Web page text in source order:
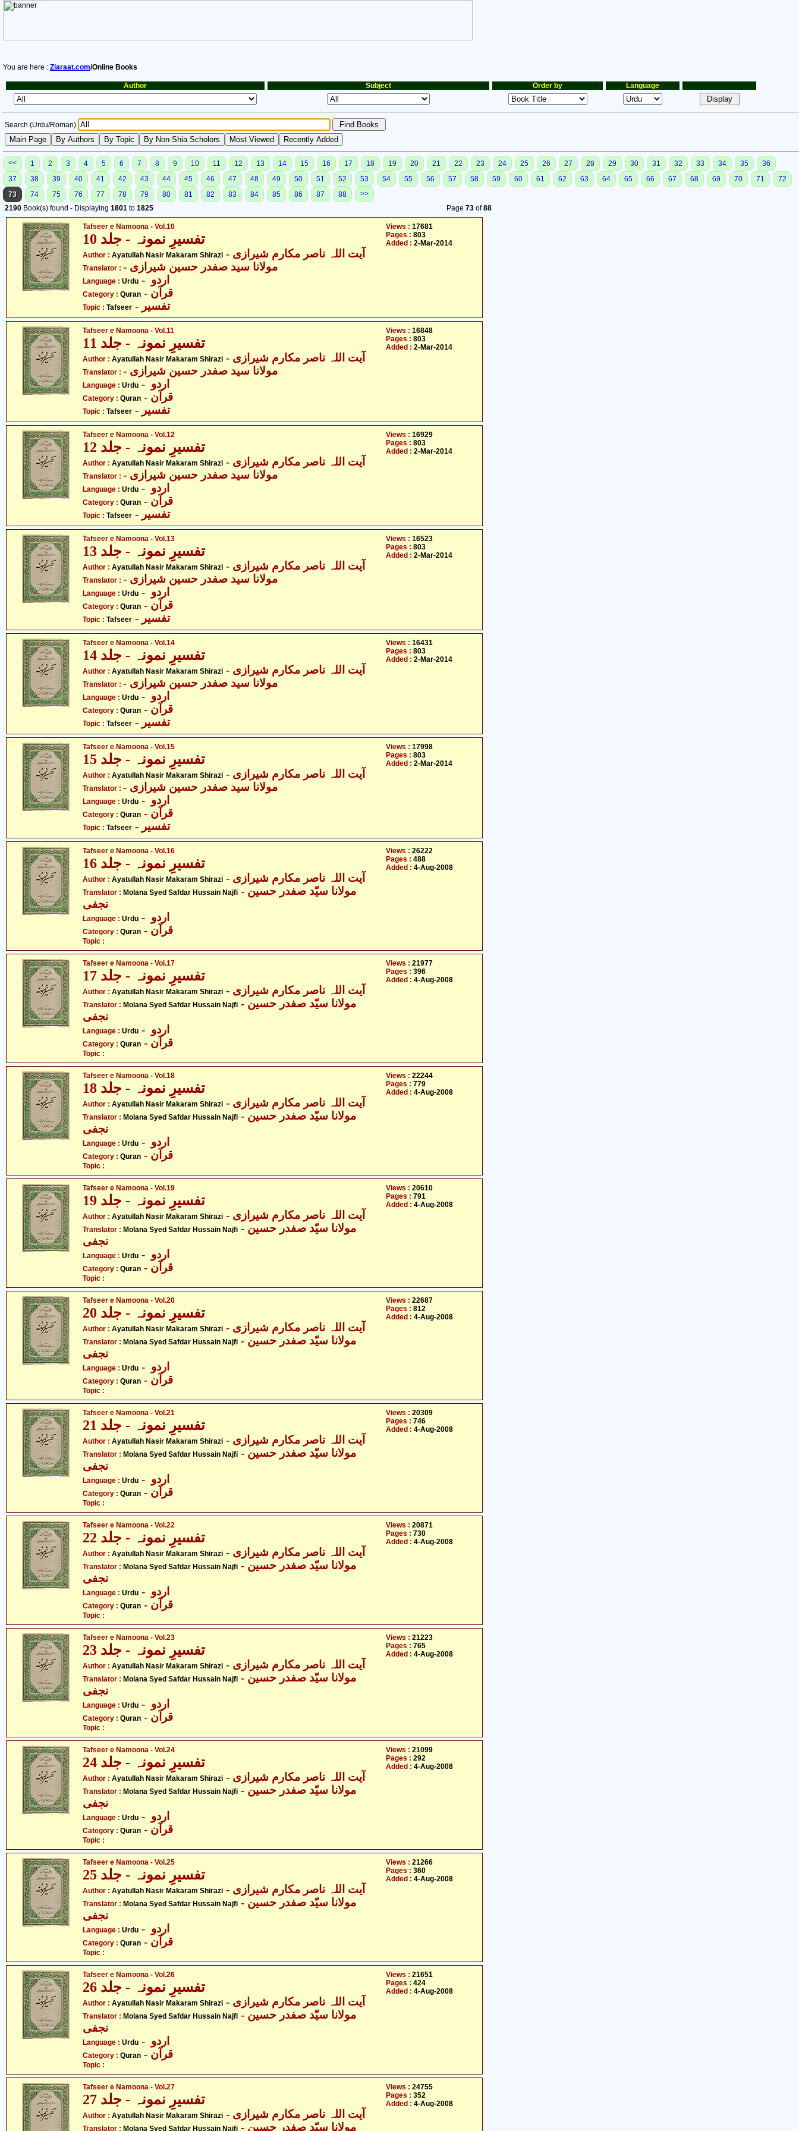
You are here : Ziaraat.com/Online Books
Author Subject Order by Language
Search (Urdu/Roman)
<< 1 2 3 4 5 6 7 8 9 10 11 12 13 14 15 16 17 18 19 20 21 22 23 24 25 26 27 28 29 30 31 32 33 34 35
36
37
38 39 40 41 42 43 44 45 46 47 48 49 50 51 52 53 54 55 56 57 58 59 60 61 62 63 64 65 66 67 68 69 70 71
72
73
74 75 76 77 78 79 80 81 82 83 84 85 86 87 88
>>
2190 Book(s) found - Displaying 1801 to 1825 Page 73of88
Tafseer e Namoona - Vol.10
تفسیرِ نمونہ - جلد 10
Author : Ayatullah Nasir Makaram Shirazi - آیت اللہ ناصر مکارم شیرازی
Translator : - مولانا سید صفدر حسین شیرازی
Language : Urdu
Category : Quran - قرآن
Topic : Tafseer - تفسیر
Views : 17681
Pages : 803
Added : 2-Mar-2014
Tafseer e Namoona - Vol.11
تفسیرِ نمونہ - جلد 11
Author : Ayatullah Nasir Makaram Shirazi - آیت اللہ ناصر مکارم شیرازی
Translator : - مولانا سید صفدر حسین شیرازی
Language : Urdu
Category : Quran - قرآن
Topic : Tafseer - تفسیر
Views : 16848
Pages : 803
Added : 2-Mar-2014
Tafseer e Namoona - Vol.12
تفسیرِ نمونہ - جلد 12
Author : Ayatullah Nasir Makaram Shirazi - آیت اللہ ناصر مکارم شیرازی
Translator : - مولانا سید صفدر حسین شیرازی
Language : Urdu
Category : Quran - قرآن
Topic : Tafseer - تفسیر
Views : 16929
Pages : 803
Added : 2-Mar-2014
Tafseer e Namoona - Vol.13
تفسیرِ نمونہ - جلد 13
Author : Ayatullah Nasir Makaram Shirazi - آیت اللہ ناصر مکارم شیرازی
Translator : - مولانا سید صفدر حسین شیرازی
Language : Urdu
Category : Quran - قرآن
Topic : Tafseer - تفسیر
Views : 16523
Pages : 803
Added : 2-Mar-2014
Tafseer e Namoona - Vol.14
تفسیرِ نمونہ - جلد 14
Author : Ayatullah Nasir Makaram Shirazi - آیت اللہ ناصر مکارم شیرازی
Translator : - مولانا سید صفدر حسین شیرازی
Language : Urdu
Category : Quran - قرآن
Topic : Tafseer - تفسیر
Views : 16431
Pages : 803
Added : 2-Mar-2014
Tafseer e Namoona - Vol.15
تفسیرِ نمونہ - جلد 15
Author : Ayatullah Nasir Makaram Shirazi - آیت اللہ ناصر مکارم شیرازی
Translator : - مولانا سید صفدر حسین شیرازی
Language : Urdu
Category : Quran - قرآن
Topic : Tafseer - تفسیر
Views : 17998
Pages : 803
Added : 2-Mar-2014
Tafseer e Namoona - Vol.16
تفسیرِ نمونہ - جلد 16
Author : Ayatullah Nasir Makaram Shirazi - آیت اللہ ناصر مکارم شیرازی
Translator : Molana Syed Safdar Hussain Najfi - مولانا سیّد صفدر حسین
نجفی
Language : Urdu
Category : Quran - قرآن
Topic :
Views : 26222
Pages : 488
Added : 4-Aug-2008
Tafseer e Namoona - Vol.17
تفسیرِ نمونہ - جلد 17
Author : Ayatullah Nasir Makaram Shirazi - آیت اللہ ناصر مکارم شیرازی
Translator : Molana Syed Safdar Hussain Najfi - مولانا سیّد صفدر حسین
نجفی
Language : Urdu
Category : Quran - قرآن
Topic :
Views : 21977
Pages : 396
Added : 4-Aug-2008
Tafseer e Namoona - Vol.18
تفسیرِ نمونہ - جلد 18
Author : Ayatullah Nasir Makaram Shirazi - آیت اللہ ناصر مکارم شیرازی
Translator : Molana Syed Safdar Hussain Najfi - مولانا سیّد صفدر حسین
نجفی
Language : Urdu
Category : Quran - قرآن
Topic :
Views : 22244
Pages : 779
Added : 4-Aug-2008
Tafseer e Namoona - Vol.19
تفسیرِ نمونہ - جلد 19
Author : Ayatullah Nasir Makaram Shirazi - آیت اللہ ناصر مکارم شیرازی
Translator : Molana Syed Safdar Hussain Najfi - مولانا سیّد صفدر حسین
نجفی
Language : Urdu
Category : Quran - قرآن
Topic :
Views : 20610
Pages : 791
Added : 4-Aug-2008
Tafseer e Namoona - Vol.20
تفسیرِ نمونہ - جلد 20
Author : Ayatullah Nasir Makaram Shirazi - آیت اللہ ناصر مکارم شیرازی
Translator : Molana Syed Safdar Hussain Najfi - مولانا سیّد صفدر حسین
نجفی
Language : Urdu
Category : Quran - قرآن
Topic :
Views : 22687
Pages : 812
Added : 4-Aug-2008
Tafseer e Namoona - Vol.21
تفسیرِ نمونہ - جلد 21
Author : Ayatullah Nasir Makaram Shirazi - آیت اللہ ناصر مکارم شیرازی
Translator : Molana Syed Safdar Hussain Najfi - مولانا سیّد صفدر حسین
نجفی
Language : Urdu
Category : Quran - قرآن
Topic :
Views : 20309
Pages : 746
Added : 4-Aug-2008
Tafseer e Namoona - Vol.22
تفسیرِ نمونہ - جلد 22
Author : Ayatullah Nasir Makaram Shirazi - آیت اللہ ناصر مکارم شیرازی
Translator : Molana Syed Safdar Hussain Najfi - مولانا سیّد صفدر حسین
نجفی
Language : Urdu
Category : Quran - قرآن
Topic :
Views : 20871
Pages : 730
Added : 4-Aug-2008
Tafseer e Namoona - Vol.23
تفسیرِ نمونہ - جلد 23
Author : Ayatullah Nasir Makaram Shirazi - آیت اللہ ناصر مکارم شیرازی
Translator : Molana Syed Safdar Hussain Najfi - مولانا سیّد صفدر حسین
نجفی
Language : Urdu
Category : Quran - قرآن
Topic :
Views : 21223
Pages : 765
Added : 4-Aug-2008
Tafseer e Namoona - Vol.24
تفسیرِ نمونہ - جلد 24
Author : Ayatullah Nasir Makaram Shirazi - آیت اللہ ناصر مکارم شیرازی
Translator : Molana Syed Safdar Hussain Najfi - مولانا سیّد صفدر حسین
نجفی
Language : Urdu
Category : Quran - قرآن
Topic :
Views : 21099
Pages : 292
Added : 4-Aug-2008
Tafseer e Namoona - Vol.25
تفسیرِ نمونہ - جلد 25
Author : Ayatullah Nasir Makaram Shirazi - آیت اللہ ناصر مکارم شیرازی
Translator : Molana Syed Safdar Hussain Najfi - مولانا سیّد صفدر حسین
نجفی
Language : Urdu
Category : Quran - قرآن
Topic :
Views : 21266
Pages : 360
Added : 4-Aug-2008
Tafseer e Namoona - Vol.26
تفسیرِ نمونہ - جلد 26
Author : Ayatullah Nasir Makaram Shirazi - آیت اللہ ناصر مکارم شیرازی
Translator : Molana Syed Safdar Hussain Najfi - مولانا سیّد صفدر حسین
نجفی
Language : Urdu
Category : Quran - قرآن
Topic :
Views : 21651
Pages : 424
Added : 4-Aug-2008
Tafseer e Namoona - Vol.27
تفسیرِ نمونہ - جلد 27
Author : Ayatullah Nasir Makaram Shirazi - آیت اللہ ناصر مکارم شیرازی
Translator : Molana Syed Safdar Hussain Najfi - مولانا سیّد صفدر حسین
Views : 24755
Pages : 352
Added : 4-Aug-2008